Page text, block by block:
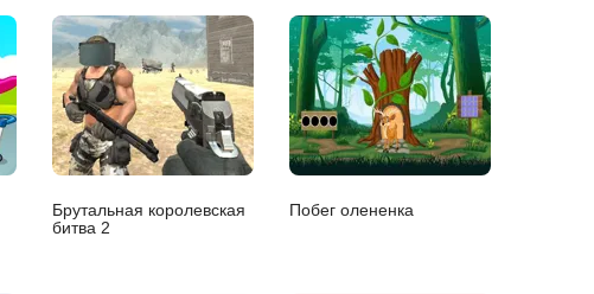
Брутальная королевская
битва 2
Побег олененка